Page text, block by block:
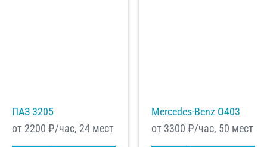
ПАЗ 3205
от 2200 ₽/час, 24 мест
Mercedes-Benz О403
от 3300 ₽/час, 50 мест